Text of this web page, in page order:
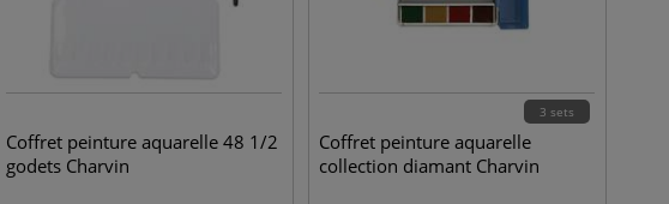
Coffret peinture aquarelle 48 1/2
godets Charvin
3 sets
Coffret peinture aquarelle
collection diamant Charvin